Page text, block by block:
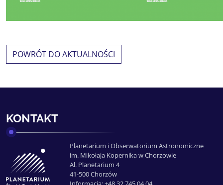
POWRÓT DO AKTUALNOŚCI
KONTAKT
Planetarium i Obserwatorium Astronomiczne
im. Mikołaja Kopernika w Chorzowie
Al. Planetarium 4
41-500 Chorzów